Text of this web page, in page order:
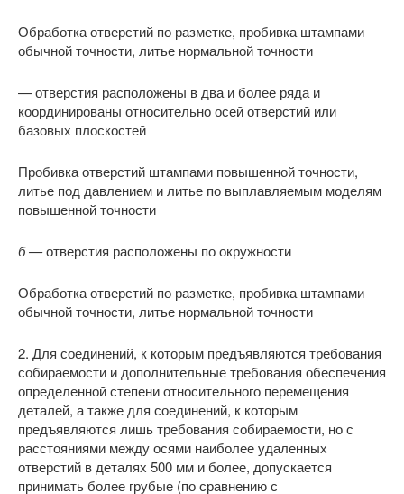
Обработка отверстий по разметке, пробивка штампами
обычной точности, литье нормальной точности
— отверстия расположены в два и более ряда и
координированы относительно осей отверстий или
базовых плоскостей
Пробивка отверстий штампами повышенной точности,
литье под давлением и литье по выплавляемым моделям
повышенной точности
б —отверстия расположены по окружности
Обработка отверстий по разметке, пробивка штампами
обычной точности, литье нормальной точности
2. Для соединений, к которым предъявляются требования
собираемости и дополнительные требования обеспечения
определенной степени относительного перемещения
деталей, а также для соединений, к которым
предъявляются лишь требования собираемости, но с
расстояниями между осями наиболее удаленных
отверстий в деталях 500 мм и более, допускается
принимать более грубые (по сравнению с